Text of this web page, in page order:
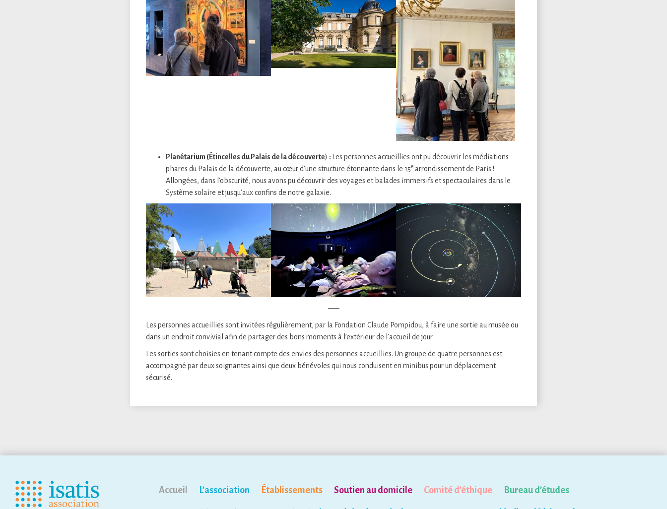
Planétarium (Étincelles du Palais de la découverte) : Les personnes accueillies ont pu découvrir les médiations
phares du Palais de la découverte, au cœur d’une structure étonnante dans le 15e arrondissement de Paris !
Allongées, dans l’obscurité, nous avons pu découvrir des voyages et balades immersifs et spectaculaires dans le
Système solaire et jusqu’aux confins de notre galaxie.
—–
Les personnes accueillies sont invitées régulièrement, par la Fondation Claude Pompidou, à faire une sortie au musée ou
dans un endroit convivial afin de partager des bons moments à l’extérieur de l’accueil de jour.
Les sorties sont choisies en tenant compte des envies des personnes accueillies. Un groupe de quatre personnes est
accompagné par deux soignantes ainsi que deux bénévoles qui nous conduisent en minibus pour un déplacement
sécurisé.
Accueil L’association Établissements Soutien au domicile Comité d’éthique Bureau d’études